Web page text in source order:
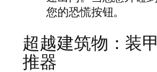
您的恐慌按钮。
超越建筑物：装
推器